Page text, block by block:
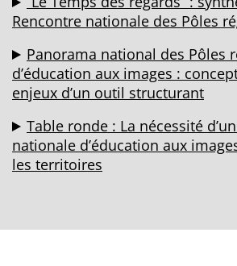
Rencontre nationale des Pôles
Panorama national des Pôles
d’éducation aux images :
enjeux d’un outil structurant
Table ronde : La nécessité
nationale d’éducation aux
les territoires